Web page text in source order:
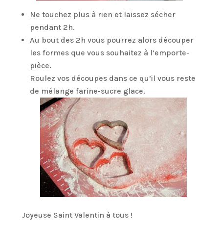
Ne touchez plus à rien et laissez sécher
pendant 2h.
Au bout des 2h vous pourrez alors découper
les formes que vous souhaitez à l’emporte-
pièce.
Roulez vos découpes dans ce qu’il vous reste
de mélange farine-sucre glace.
Joyeuse Saint Valentin à tous !